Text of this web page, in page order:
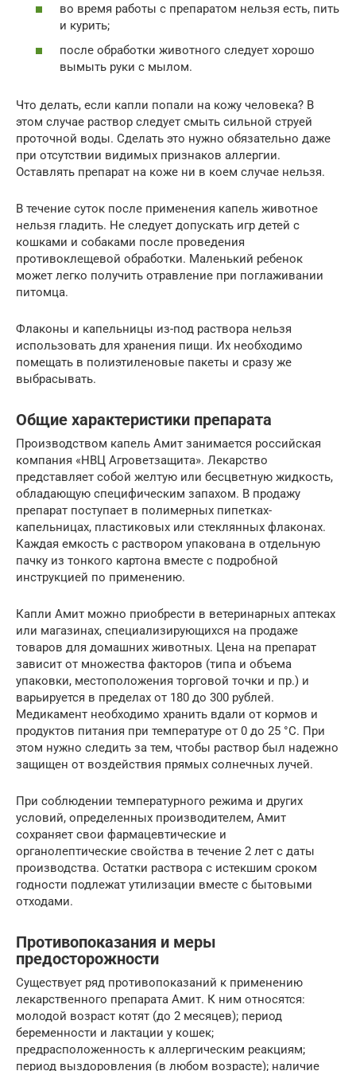
во время работы с препаратом нельзя есть, пить
и курить;
после обработки животного следует хорошо
вымыть руки с мылом.
Что делать, если капли попали на кожу человека? В
этом случае раствор следует смыть сильной струей
проточной воды. Сделать это нужно обязательно даже
при отсутствии видимых признаков аллергии.
Оставлять препарат на коже ни в коем случае нельзя.
В течение суток после применения капель животное
нельзя гладить. Не следует допускать игр детей с
кошками и собаками после проведения
противоклещевой обработки. Маленький ребенок
может легко получить отравление при поглаживании
питомца.
Флаконы и капельницы из-под раствора нельзя
использовать для хранения пищи. Их необходимо
помещать в полиэтиленовые пакеты и сразу же
выбрасывать.
Общие характеристики препарата
Производством капель Амит занимается российская
компания «НВЦ Агроветзащита». Лекарство
представляет собой желтую или бесцветную жидкость,
обладающую специфическим запахом. В продажу
препарат поступает в полимерных пипетках-
капельницах, пластиковых или стеклянных флаконах.
Каждая емкость с раствором упакована в отдельную
пачку из тонкого картона вместе с подробной
инструкцией по применению.
Капли Амит можно приобрести в ветеринарных аптеках
или магазинах, специализирующихся на продаже
товаров для домашних животных. Цена на препарат
зависит от множества факторов (типа и объема
упаковки, местоположения торговой точки и пр.) и
варьируется в пределах от 180 до 300 рублей.
Медикамент необходимо хранить вдали от кормов и
продуктов питания при температуре от 0 до 25 °C. При
этом нужно следить за тем, чтобы раствор был надежно
защищен от воздействия прямых солнечных лучей.
При соблюдении температурного режима и других
условий, определенных производителем, Амит
сохраняет свои фармацевтические и
органолептические свойства в течение 2 лет с даты
производства. Остатки раствора с истекшим сроком
годности подлежат утилизации вместе с бытовыми
отходами.
Противопоказания и меры
предосторожности
Существует ряд противопоказаний к применению
лекарственного препарата Амит. К ним относятся:
молодой возраст котят (до 2 месяцев); период
беременности и лактации у кошек;
предрасположенность к аллергическим реакциям;
период выздоровления (в любом возрасте); наличие